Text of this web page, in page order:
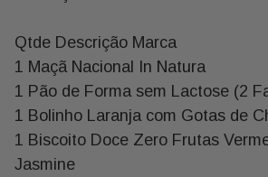
Qtde Descrição Marca
1 Maçã Nacional In Natura
1 Pão de Forma sem Lactose (2
1 Bolinho Laranja com Gotas de
1 Biscoito Doce Zero Frutas
Jasmine